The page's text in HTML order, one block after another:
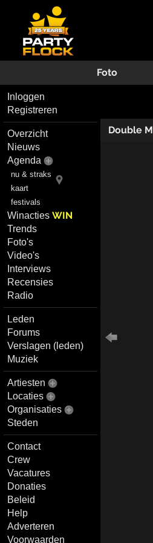
Foto
Inloggen
Registreren
Overzicht
Nieuws
Agenda
nu & straks
kaart
festivals
WinactiesWIN
Trends
Foto's
Video's
Interviews
Recensies
Radio
Leden
Forums
Verslagen (leden)
Muziek
Artiesten
Locaties
Organisaties
Steden
Contact
Crew
Vacatures
Donaties
Beleid
Help
Adverteren
Voorwaarden
Double M